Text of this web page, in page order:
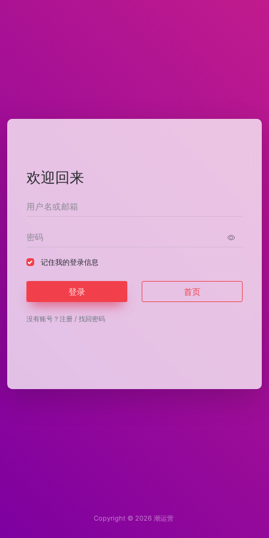
欢迎回来
记住我的登录信息
登录 首页
没有账号？ 注册 / 找回密码
Copyright © 2026 潮运营